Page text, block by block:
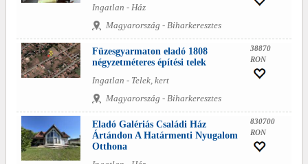
Ingatlan - Ház
Magyarország - Biharkeresztes
Füzesgyarmaton eladó 1808
négyzetméteres építési telek
Ingatlan - Telek, kert
Magyarország - Biharkeresztes
38870
RON
Eladó Galériás Családi Ház
Ártándon A Határmenti Nyugalom
Otthona
830700
RON